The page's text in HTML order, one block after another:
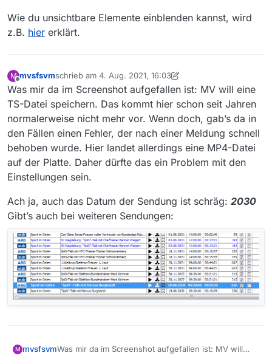
Wie du unsichtbare Elemente einblenden kannst, wird
z.B. hier erklärt.
M
Offline
mvsfsvmschrieb am 4. Aug. 2021, 16:03
zuletzt editiert von mvsfsvm8. Apr. 2021, 18:13
Was mir da im Screenshot aufgefallen ist: MV will eine
TS-Datei speichern. Das kommt hier schon seit Jahren
normalerweise nicht mehr vor. Wenn doch, gab’s da in
den Fällen einen Fehler, der nach einer Meldung schnell
behoben wurde. Hier landet allerdings eine MP4-Datei
auf der Platte. Daher dürfte das ein Problem mit den
Einstellungen sein.
Ach ja, auch das Datum der Sendung ist schräg: 2030
Gibt’s auch bei weiteren Sendungen:
M mvsfsvmWas mir da im Screenshot aufgefallen ist: MV will